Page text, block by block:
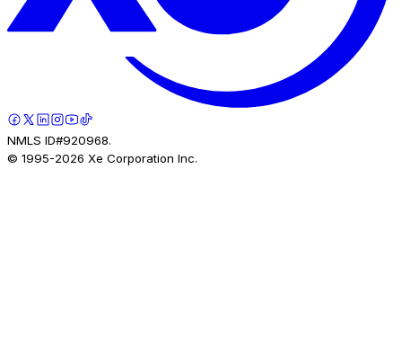
NMLS ID#920968.
© 1995-2026 Xe Corporation Inc.